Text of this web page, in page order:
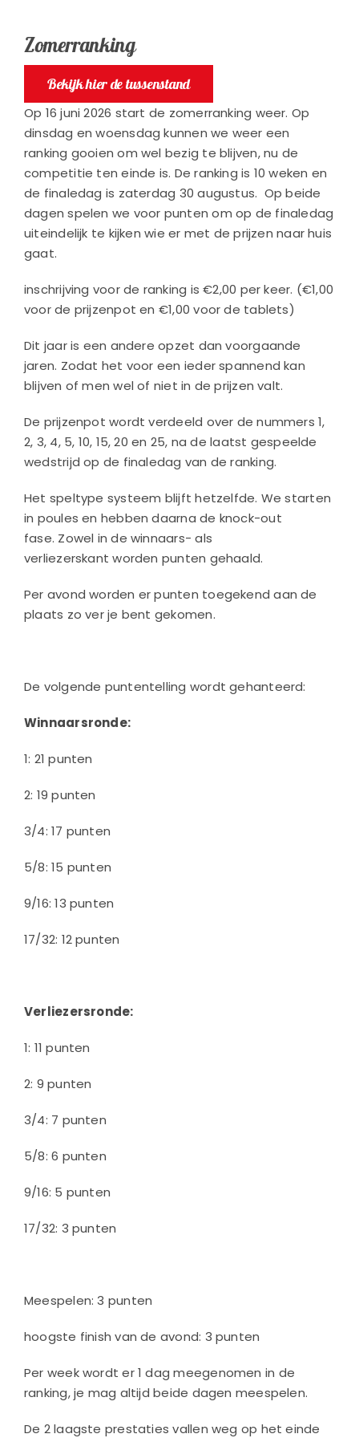
Contact
Zomerranking
Bekijk hier de tussenstand
Op 16 juni 2026 start de zomerranking weer. Op
dinsdag en woensdag kunnen we weer een
ranking gooien om wel bezig te blijven, nu de
competitie ten einde is. De ranking is 10 weken en
de finaledag is zaterdag 30 augustus. Op beide
dagen spelen we voor punten om op de finaledag
uiteindelijk te kijken wie er met de prijzen naar huis
gaat.
inschrijving voor de ranking is €2,00 per keer. (€1,00
voor de prijzenpot en €1,00 voor de tablets)
Dit jaar is een andere opzet dan voorgaande
jaren. Zodat het voor een ieder spannend kan
blijven of men wel of niet in de prijzen valt.
De prijzenpot wordt verdeeld over de nummers 1,
2, 3, 4, 5, 10, 15, 20 en 25, na de laatst gespeelde
wedstrijd op de finaledag van de ranking.
Het speltype systeem blijft hetzelfde. We starten
in poules en hebben daarna de knock-out
fase. Zowel in de winnaars- als
verliezerskant worden punten gehaald.
Per avond worden er punten toegekend aan de
plaats zo ver je bent gekomen.
De volgende puntentelling wordt gehanteerd:
Winnaarsronde:
1: 21 punten
2: 19 punten
3/4: 17 punten
5/8: 15 punten
9/16: 13 punten
17/32: 12 punten
Verliezersronde:
1: 11 punten
2: 9 punten
3/4: 7 punten
5/8: 6 punten
9/16: 5 punten
17/32: 3 punten
Meespelen: 3 punten
hoogste finish van de avond: 3 punten
Per week wordt er 1 dag meegenomen in de
ranking, je mag altijd beide dagen meespelen.
De 2 laagste prestaties vallen weg op het einde